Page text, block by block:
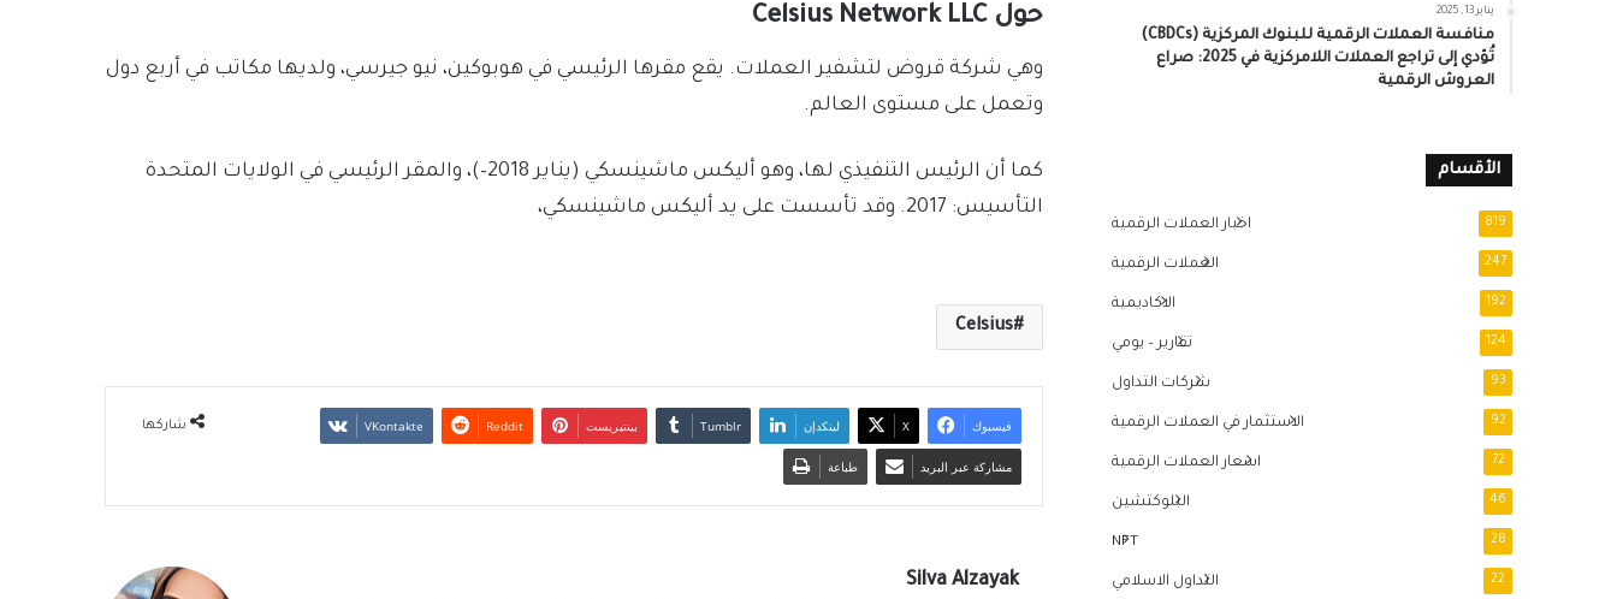
حول Celsius Network LLC
وهي شركة قروض لتشفير العملات. يقع مقرها الرئيسي في هوبوكين، نيو جيرسي، ولديها مكاتب في أربع دول
وتعمل على مستوى العالم.
كما أن الرئيس التنفيذي لها، وهو أليكس ماشينسكي (يناير 2018–)، والمقر الرئيسي في الولايات المتحدة
التأسيس: 2017. وقد تأسست على يد أليكس ماشينسكي،
Celsius
شاركها فيسبوك ‫X لينكدإن بينتيريست
مشاركة عبر البريد طباعة
Silva Alzayak
يناير 13, 2025
منافسة العملات الرقمية للبنوك المركزية (CBDCs)
تُؤدي إلى تراجع العملات اللامركزية في 2025: صراع
العروش الرقمية
الأقسام
اخبار العملات الرقمية 819
العملات الرقمية 247
الاكاديمية 192
تقارير – يومي 124
شركات التداول 93
الاستثمار في العملات الرقمية 92
اسعار العملات الرقمية 72
البلوكتشين 46
NFT 28
التداول الاسلامي 22